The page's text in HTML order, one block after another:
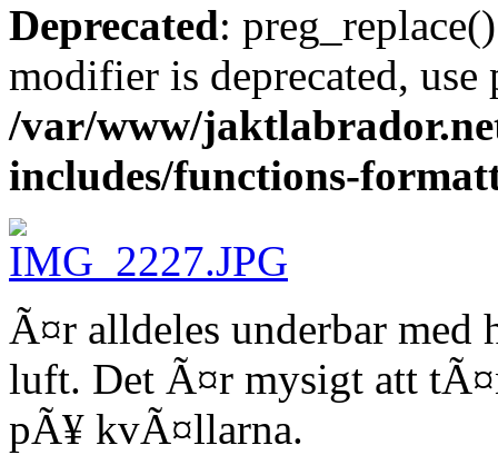
Deprecated:
modifier is deprecated,
/var/www/
includes/functions-
Ã¤r alldeles underbar
luft. Det Ã¤r mysigt att
pÃ¥ kvÃ¤llarna.